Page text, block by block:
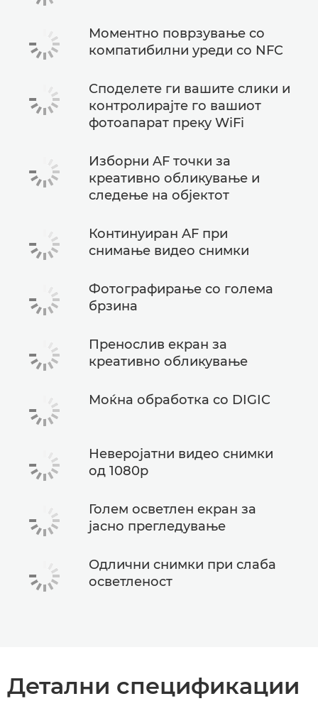
Моментно поврзување со
компатибилни уреди со NFC
Споделете ги вашите слики и
контролирајте го вашиот
фотоапарат преку WiFi
Изборни AF точки за
креативно обликување и
следење на објектот
Континуиран AF при
снимање видео снимки
Фотографирање со голема
брзина
Пренослив екран за
креативно обликување
Моќна обработка со DIGIC
Неверојатни видео снимки
од 1080p
Голем осветлен екран за
јасно прегледување
Одлични снимки при слаба
осветленост
Детални спецификации